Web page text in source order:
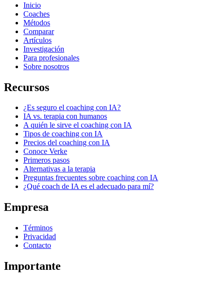
Inicio
Coaches
Métodos
Comparar
Artículos
Investigación
Para profesionales
Sobre nosotros
Recursos
¿Es seguro el coaching con IA?
IA vs. terapia con humanos
A quién le sirve el coaching con IA
Tipos de coaching con IA
Precios del coaching con IA
Conoce Verke
Primeros pasos
Alternativas a la terapia
Preguntas frecuentes sobre coaching con IA
¿Qué coach de IA es el adecuado para mí?
Empresa
Términos
Privacidad
Contacto
Importante